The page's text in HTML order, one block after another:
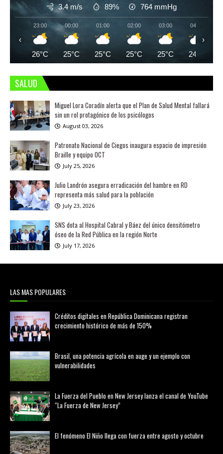
3.4 m/s 89% 764 mmHg
23:00
26°C
00:00
25°C
01:00
25°C
02:00
25°C
03:00
25°C
04:00
24°C
‹ ›
SALUD
Miguel Lora Coradín alerta que el Plan de Salud Mental fallará
sin un rol protagónico de los psicólogos
August 03, 2026
Patronato Nacional de Ciegos inaugura espacio de impresión
Braille y equipo OCT
July 25, 2026
Julio Landrón asegura erradicación del hambre en RD
representa más salud para la población
July 23, 2026
SNS dota al Hospital Cabral y Báez del único densitómetro
óseo de la Red Pública en la región Norte
July 17, 2026
LAS MAS POPULARES
Créditos digitales en República Dominicana registran
crecimiento histórico de más de 150%
Brasil, una potencia agrícola en auge y un ejemplo con
vulnerabilidades
La Fuerza del Pueblo en New Jersey lanza el canal de YouTube
“La Fuerza de New Jersey”
El fenómeno El Niño llega con fuerza entre agosto y octubre